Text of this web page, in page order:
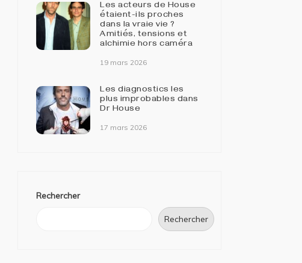
Les acteurs de House
étaient-ils proches
dans la vraie vie ?
Amitiés, tensions et
alchimie hors caméra
19 mars 2026
Les diagnostics les
plus improbables dans
Dr House
17 mars 2026
Rechercher
Rechercher